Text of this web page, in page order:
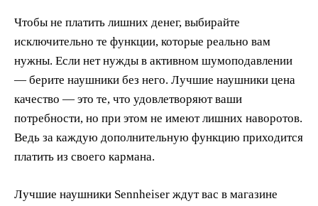
Чтобы не платить лишних денег, выбирайте
исключительно те функции, которые реально вам
нужны. Если нет нужды в активном шумоподавлении
— берите наушники без него. Лучшие наушники цена
качество — это те, что удовлетворяют ваши
потребности, но при этом не имеют лишних наворотов.
Ведь за каждую дополнительную функцию приходится
платить из своего кармана.
Лучшие наушники Sennheiser ждут вас в магазине